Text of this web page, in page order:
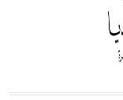
الحمرة وهو